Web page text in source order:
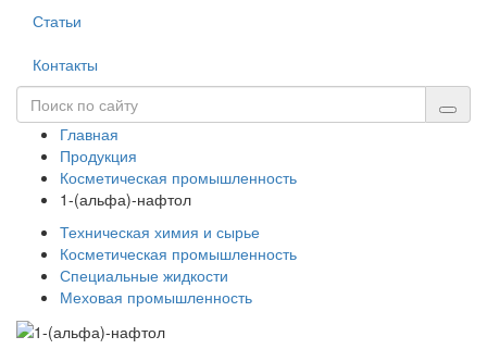
Статьи
Контакты
Главная
Продукция
Косметическая промышленность
1-(альфа)-нафтол
Техническая химия и сырье
Косметическая промышленность
Специальные жидкости
Меховая промышленность